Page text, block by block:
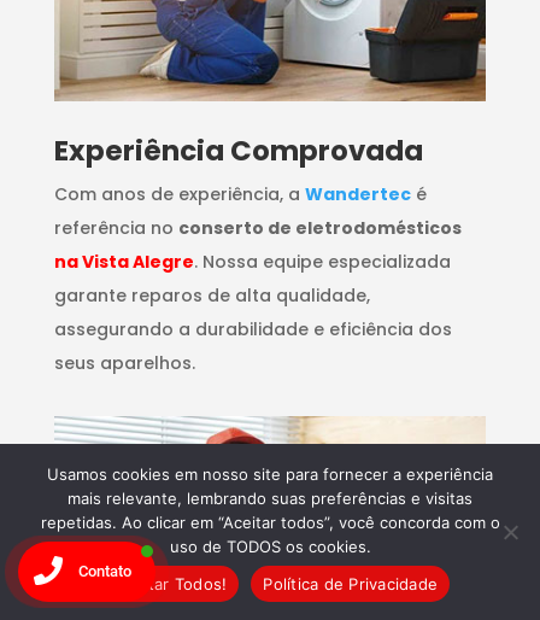
​Experiência Comprovada
Com anos de experiência, a Wandertecé
referência no conserto de eletrodomésticos
na Vista Alegre. Nossa equipe especializada
garante reparos de alta qualidade,
assegurando a durabilidade e eficiência dos
seus aparelhos.
Usamos cookies em nosso site para fornecer a experiência
mais relevante, lembrando suas preferências e visitas
repetidas. Ao clicar em “Aceitar todos”, você concorda com o
uso de TODOS os cookies.
Aceitar Todos!
Política de Privacidade
Contato